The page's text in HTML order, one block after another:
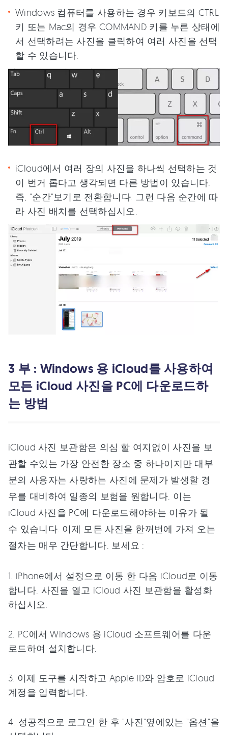
Windows 컴퓨터를 사용하는 경우 키보드의 CTRL
키 또는 Mac의 경우 COMMAND 키를 누른 상태에
서 선택하려는 사진을 클릭하여 여러 사진을 선택
할 수 있습니다.
iCloud에서 여러 장의 사진을 하나씩 선택하는 것
이 번거 롭다고 생각되면 다른 방법이 있습니다.
즉, "순간"보기로 전환합니다. 그런 다음 순간에 따
라 사진 배치를 선택하십시오.
3 부 : Windows 용 iCloud를 사용하여
모든 iCloud 사진을 PC에 다운로드하
는 방법
iCloud 사진 보관함은 의심 할 여지없이 사진을 보
관할 수있는 가장 안전한 장소 중 하나이지만 대부
분의 사용자는 사랑하는 사진에 문제가 발생할 경
우를 대비하여 일종의 보험을 원합니다. 이는
iCloud 사진을 PC에 다운로드해야하는 이유가 될
수 있습니다. 이제 모든 사진을 한꺼번에 가져 오는
절차는 매우 간단합니다. 보세요 :
1. iPhone에서 설정으로 이동 한 다음 iCloud로 이동
합니다. 사진을 열고 iCloud 사진 보관함을 활성화
하십시오.
2. PC에서 Windows 용 iCloud 소프트웨어를 다운
로드하여 설치합니다.
3. 이제 도구를 시작하고 Apple ID와 암호로 iCloud
계정을 입력합니다.
4. 성공적으로 로그인 한 후 "사진"옆에있는 "옵션"을